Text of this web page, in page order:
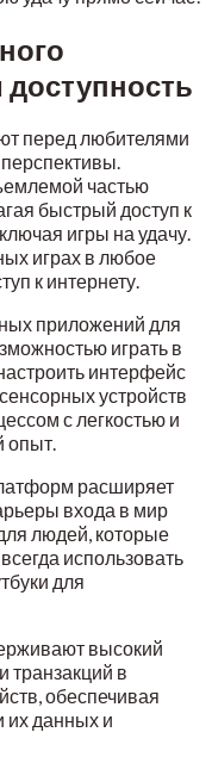
доступность
перед любителями
частью
быстрый доступ к
игры на удачу.
играх в любое
к интернету.
приложений для
играть в
интерфейс
устройств
с легкостью и
опыт.
расширяет
входа в мир
людей, которые
использовать
для
высокий
транзакций в
обеспечивая
их данных и